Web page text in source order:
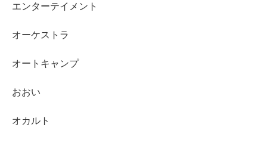
エンターテイメント
オーケストラ
オートキャンプ
おおい
オカルト